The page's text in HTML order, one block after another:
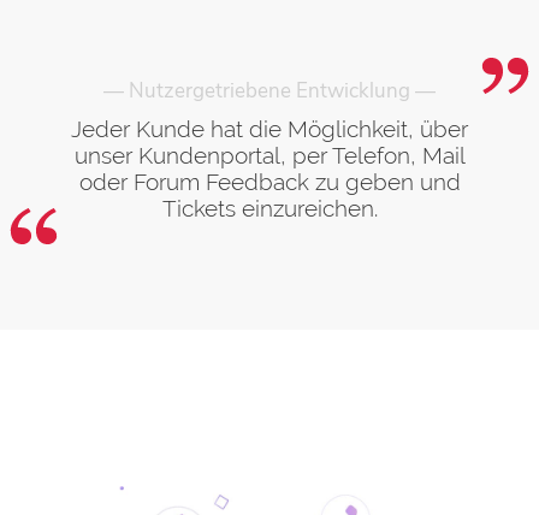
— Nutzergetriebene Entwicklung —
Jeder Kunde hat die Möglichkeit, über
unser Kundenportal, per Telefon, Mail
oder Forum Feedback zu geben und
Tickets einzureichen.